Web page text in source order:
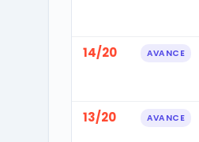
14/20 AVANCE
13/20 AVANCE